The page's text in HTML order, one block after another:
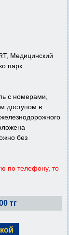
Медицинский
парк
с номерами,
доступом в
без
по телефону, то
тг